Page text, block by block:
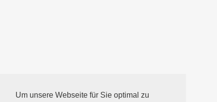
Um unsere Webseite für Sie optimal zu